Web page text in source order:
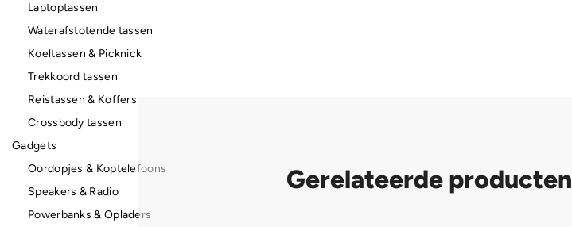
Gerelateerde producten
Laptoptassen
Waterafstotende tassen
Koeltassen & Picknick
Trekkoord tassen
Reistassen & Koffers
Crossbody tassen
Gadgets
Oordopjes & Koptelefoons
Speakers & Radio
Powerbanks & Opladers